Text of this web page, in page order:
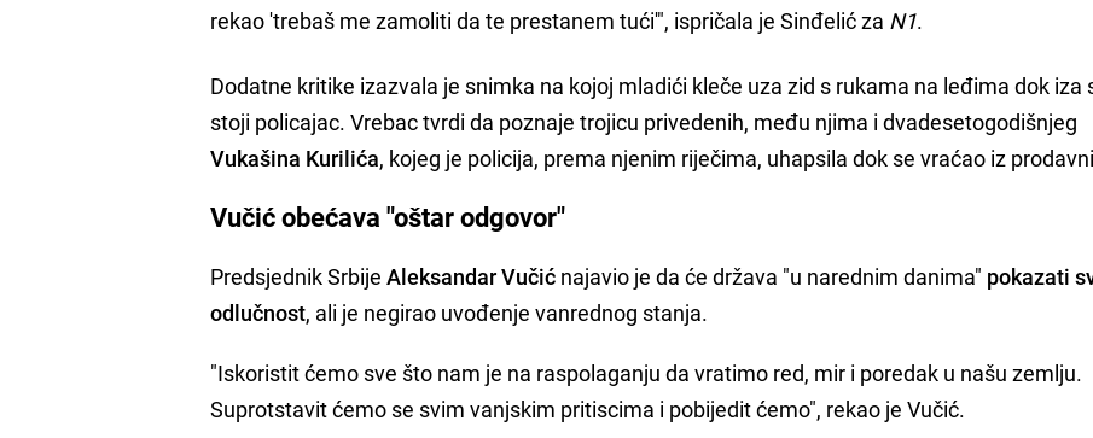
rekao 'trebaš me zamoliti da te prestanem tući'", ispričala je Sinđelić za N1.
Dodatne kritike izazvala je snimka na kojoj mladići kleče uza zid s rukama na leđima dok iza
stoji policajac. Vrebac tvrdi da poznaje trojicu privedenih, među njima i dvadesetogodišnjeg
Vukašina Kurilića, kojeg je policija, prema njenim riječima, uhapsila dok se vraćao iz
Vučić obećava "oštar odgovor"
Predsjednik Srbije Aleksandar Vučić najavio je da će država "u narednim danima" pokazati
odlučnost, ali je negirao uvođenje vanrednog stanja.
"Iskoristit ćemo sve što nam je na raspolaganju da vratimo red, mir i poredak u našu zemlju.
Suprotstavit ćemo se svim vanjskim pritiscima i pobijedit ćemo", rekao je Vučić.